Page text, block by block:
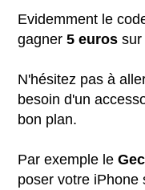
Evidemment le
gagner5 euros sur
N'hésitez pas à
besoin d'un
bon plan.
Par exemple le
poser votre iPhone